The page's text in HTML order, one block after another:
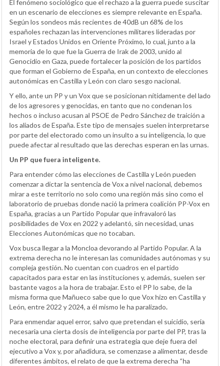
El fenómeno sociológico que el rechazo a la guerra puede suscitar
en un escenario de elecciones es siempre relevante en España.
Según los sondeos más recientes de 40dB un 68% de los
españoles rechazan las intervenciones militares lideradas por
Israel y Estados Unidos en Oriente Próximo, lo cual, junto a la
memoria de lo que fue la Guerra de Irak de 2003, unido al
Genocidio en Gaza, puede fortalecer la posición de los partidos
que forman el Gobierno de España, en un contexto de elecciones
autonómicas en Castilla y León con claro sesgo nacional.
Y ello, ante un PP y un Vox que se posicionan nítidamente del lado
de los agresores y genocidas, en tanto que no condenan los
hechos o incluso acusan al PSOE de Pedro Sánchez de traición a
los aliados de España. Este tipo de mensajes suelen interpretarse
por parte del electorado como un insulto a su inteligencia, lo que
puede afectar al resultado que las derechas esperan en las urnas.
Un PP que fuera inteligente.
Para entender cómo las elecciones de Castilla y León pueden
comenzar a dictar la sentencia de Vox a nivel nacional, debemos
mirar a este territorio no solo como una región más sino como el
laboratorio de pruebas donde nació la primera coalición PP-Vox en
España, gracias a un Partido Popular que infravaloró las
posibilidades de Vox en 2022 y adelantó, sin necesidad, unas
Elecciones Autonómicas que no tocaban.
Vox busca llegar a la Moncloa devorando al Partido Popular. A la
extrema derecha no le interesan las comunidades autónomas y su
compleja gestión. No cuentan con cuadros en el partido
capacitados para estar en las instituciones y, además, suelen ser
bastante vagos a la hora de trabajar. Esto el PP lo sabe, de la
misma forma que Mañueco sabe que lo que Vox hizo en Castilla y
León, entre 2022 y 2024, a él mismo le ha paralizado.
Para enmendar aquel error, salvo que pretendan el suicidio, sería
necesaria una cierta dosis de inteligencia por parte del PP, tras la
noche electoral, para definir una estrategia que deje fuera del
ejecutivo a Vox y, por añadidura, se comenzase a alimentar, desde
diferentes ámbitos, el relato de que la extrema derecha “ha